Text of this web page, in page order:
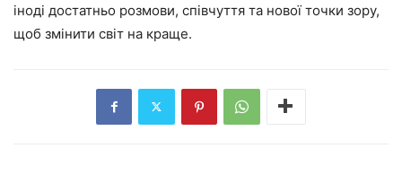
іноді достатньо розмови, співчуття та нової точки зору,
щоб змінити світ на краще.